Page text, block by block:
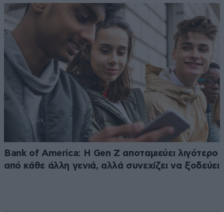
Bank of America: Η Gen Z αποταμιεύει λιγότερο
από κάθε άλλη γενιά, αλλά συνεχίζει να ξοδεύει